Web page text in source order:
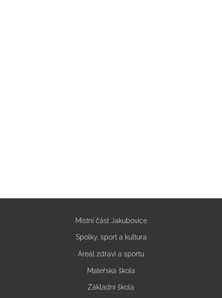
Místní část Jakubovice
Spolky, sport a kultura
Areál zdraví a sportu
Mateřská škola
Základní škola